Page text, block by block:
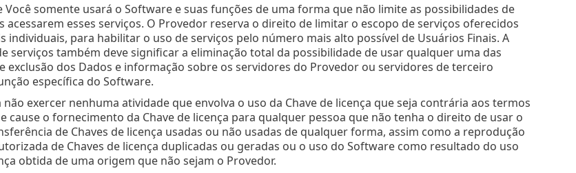
Você somente usará o Software e suas funções de uma forma que não limite as possibilidades de
acessarem esses serviços. O Provedor reserva o direito de limitar o escopo de serviços oferecidos
individuais, para habilitar o uso de serviços pelo número mais alto possível de Usuários Finais. A
serviços também deve significar a eliminação total da possibilidade de usar qualquer uma das
exclusão dos Dados e informação sobre os servidores do Provedor ou servidores de terceiro
específica do Software.
exercer nenhuma atividade que envolva o uso da Chave de licença que seja contrária aos termos
cause o fornecimento da Chave de licença para qualquer pessoa que não tenha o direito de usar o
de Chaves de licença usadas ou não usadas de qualquer forma, assim como a reprodução
de Chaves de licença duplicadas ou geradas ou o uso do Software como resultado do uso
obtida de uma origem que não sejam o Provedor.